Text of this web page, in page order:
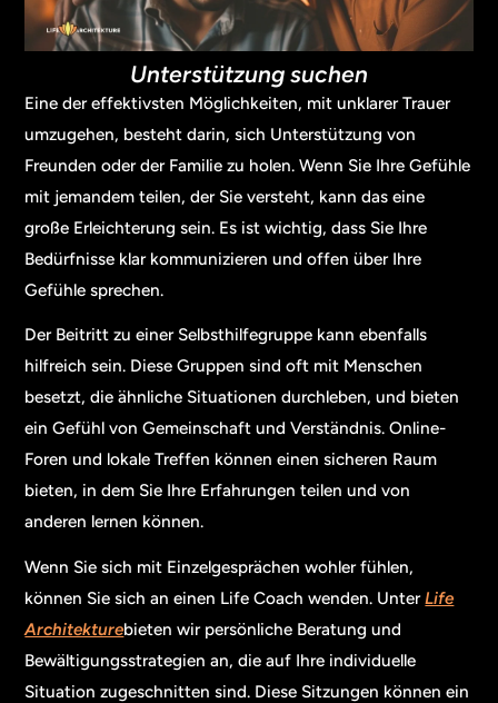
Unterstützung suchen
Eine der effektivsten Möglichkeiten, mit unklarer Trauer
umzugehen, besteht darin, sich Unterstützung von
Freunden oder der Familie zu holen. Wenn Sie Ihre Gefühle
mit jemandem teilen, der Sie versteht, kann das eine
große Erleichterung sein. Es ist wichtig, dass Sie Ihre
Bedürfnisse klar kommunizieren und offen über Ihre
Gefühle sprechen.
Der Beitritt zu einer Selbsthilfegruppe kann ebenfalls
hilfreich sein. Diese Gruppen sind oft mit Menschen
besetzt, die ähnliche Situationen durchleben, und bieten
ein Gefühl von Gemeinschaft und Verständnis. Online-
Foren und lokale Treffen können einen sicheren Raum
bieten, in dem Sie Ihre Erfahrungen teilen und von
anderen lernen können.
Wenn Sie sich mit Einzelgesprächen wohler fühlen,
können Sie sich an einen Life Coach wenden. UnterLife
Architekturebieten wir persönliche Beratung und
Bewältigungsstrategien an, die auf Ihre individuelle
Situation zugeschnitten sind. Diese Sitzungen können ein